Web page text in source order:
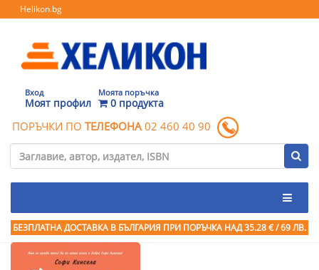
Helikon.bg
Вход
Моят профил
Моята поръчка
0 продукта
ПОРЪЧКИ ПО ТЕЛЕФОНА 02 460 40 90
БЕЗПЛАТНА ДОСТАВКА В БЪЛГАРИЯ ПРИ ПОРЪЧКА НАД 35.28 € / 69 ЛВ.